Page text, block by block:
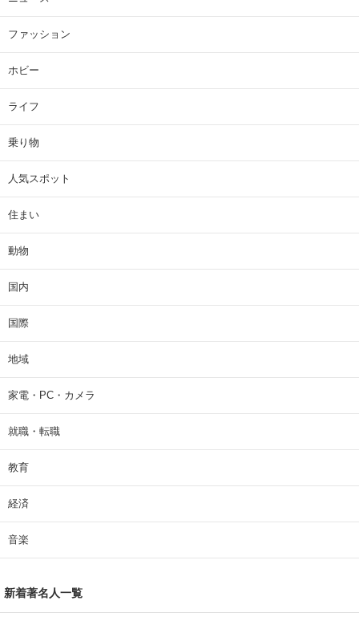
ファッション
ホビー
ライフ
乗り物
人気スポット
住まい
動物
国内
国際
地域
家電・PC・カメラ
就職・転職
教育
経済
音楽
新着著名人一覧